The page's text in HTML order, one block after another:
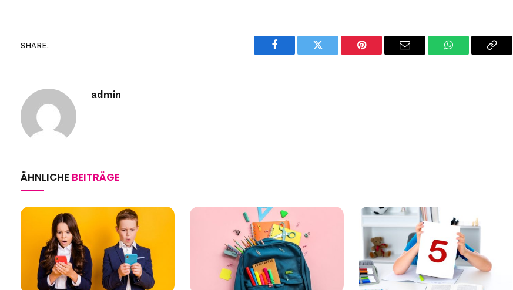
SHARE.
Facebook Twitter Pinterest Email WhatsAppCopy
admin
ÄHNLICHE BEITRÄGE